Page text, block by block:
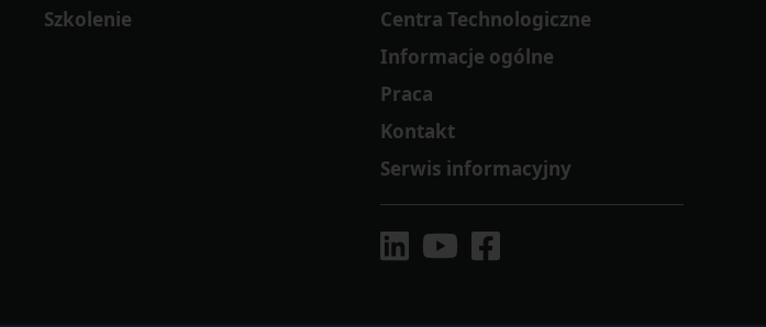
Szkolenie
Centra Technologiczne
Informacje ogólne
Praca
Kontakt
Serwis informacyjny